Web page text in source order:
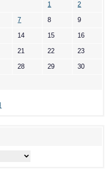
1 2
7 8 9
14 15 16
21 22 23
28 29 30